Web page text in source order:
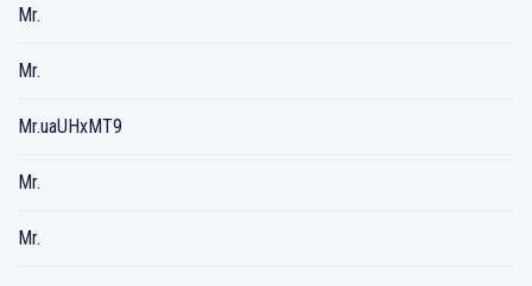
Mr.
Mr.
Mr.uaUHxMT9
Mr.
Mr.